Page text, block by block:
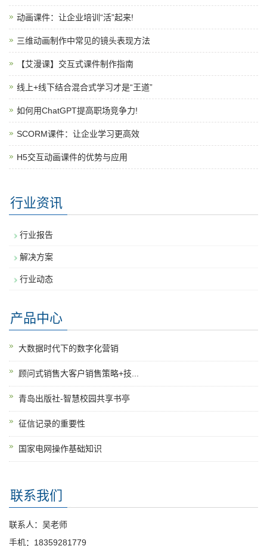
动画课件：让企业培训“活”起来!
三维动画制作中常见的镜头表现方法
【艾漫课】交互式课件制作指南
线上+线下结合混合式学习才是“王道”
如何用ChatGPT提高职场竞争力!
SCORM课件：让企业学习更高效
H5交互动画课件的优势与应用
行业资讯
行业报告
解决方案
行业动态
产品中心
大数据时代下的数字化营销
顾问式销售大客户销售策略+技...
青岛出版社-智慧校园共享书亭
征信记录的重要性
国家电网操作基础知识
联系我们
联系人：吴老师
手机：18359281779